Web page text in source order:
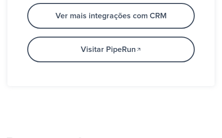
Ver mais integrações com CRM
Visitar PipeRun